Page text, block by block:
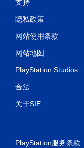
支持
隐私政策
网站使用条款
网站地图
PlayStation Studios
合法
关于SIE
PlayStation服务条款